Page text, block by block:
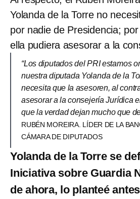
Yolanda de la Torre no
por nadie de Presidencia;
ella pudiera asesorar a la
“Los diputados del PRI estamos
nuestra diputada Yolanda de la
necesita que la asesoren, al
asesorar a la consejería Jurídica
que la verdad dejan mucho que
RUBÉN MOREIRA. LÍDER DE LA
CÁMARA DE DIPUTADOS
Yolanda de la Torre se
Iniciativa sobre Guardia
de ahora, lo planteé